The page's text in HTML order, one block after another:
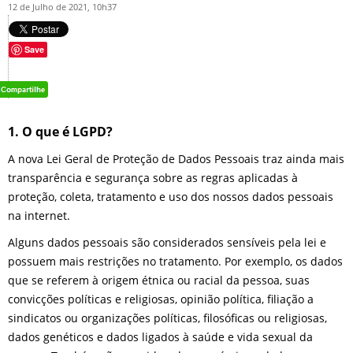
12 de Julho de 2021, 10h37
Save
1. O que é LGPD?
A nova Lei Geral de Proteção de Dados Pessoais traz ainda mais
transparência e segurança sobre as regras aplicadas à
proteção, coleta, tratamento e uso dos nossos dados pessoais
na internet.
Alguns dados pessoais são considerados sensíveis pela lei e
possuem mais restrições no tratamento. Por exemplo, os dados
que se referem à origem étnica ou racial da pessoa, suas
convicções políticas e religiosas, opinião política, filiação a
sindicatos ou organizações políticas, filosóficas ou religiosas,
dados genéticos e dados ligados à saúde e vida sexual da